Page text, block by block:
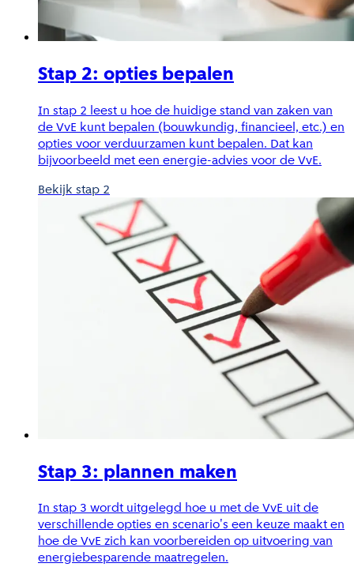
Stap 2: opties bepalen
In stap 2 leest u hoe de huidige stand van zaken van
de VvE kunt bepalen (bouwkundig, financieel, etc.) en
opties voor verduurzamen kunt bepalen. Dat kan
bijvoorbeeld met een energie-advies voor de VvE.
Bekijk stap 2
Stap 3: plannen maken
In stap 3 wordt uitgelegd hoe u met de VvE uit de
verschillende opties en scenario's een keuze maakt en
hoe de VvE zich kan voorbereiden op uitvoering van
energiebesparende maatregelen.